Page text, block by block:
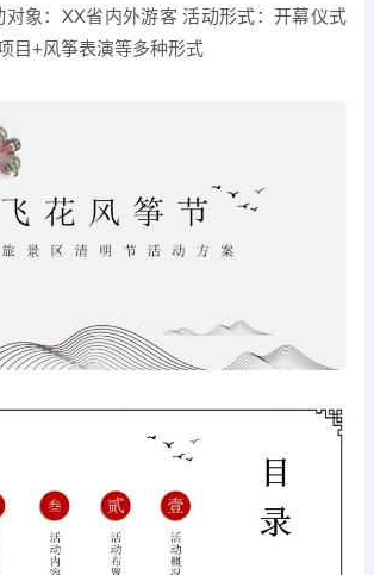
对象：XX省内外游客 活动形式：开幕仪式
目+风筝表演等多种形式